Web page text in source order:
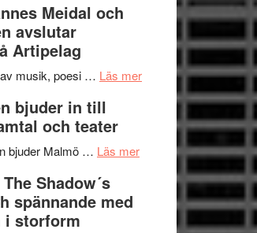
genrens
vidsträckta
Meidal och
avslutar
Artipelag
musik, poesi … Läs merom
Hannes
Roland
Pöntinen
avslutar
bjuder in till
och teater
bjuder Malmö … Läs merom
Malmöfestivalen
Shadow´s
spännande med
i storform